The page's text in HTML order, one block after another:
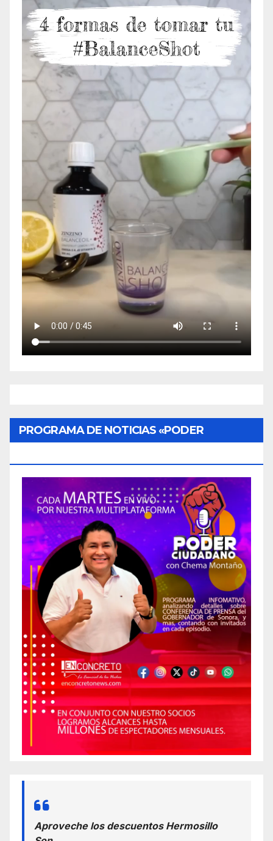
PROGRAMA DE NOTICIAS «PODER
Aproveche los descuentos Hermosillo